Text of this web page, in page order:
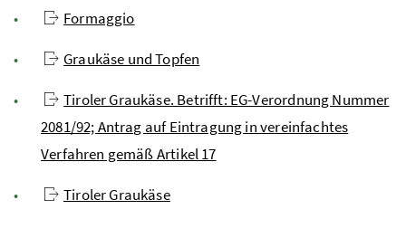
Formaggio
Graukäse und Topfen
Tiroler Graukäse. Betrifft: EG-Verordnung Nummer
2081/92; Antrag auf Eintragung in vereinfachtes
Verfahren gemäß Artikel 17
Tiroler Graukäse